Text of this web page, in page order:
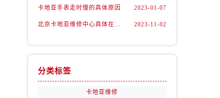
卡地亚手表走时慢的具体原因 2023-01-07
北京卡地亚维修中心具体在哪里？ 2023-11-02
分类标签
卡地亚维修